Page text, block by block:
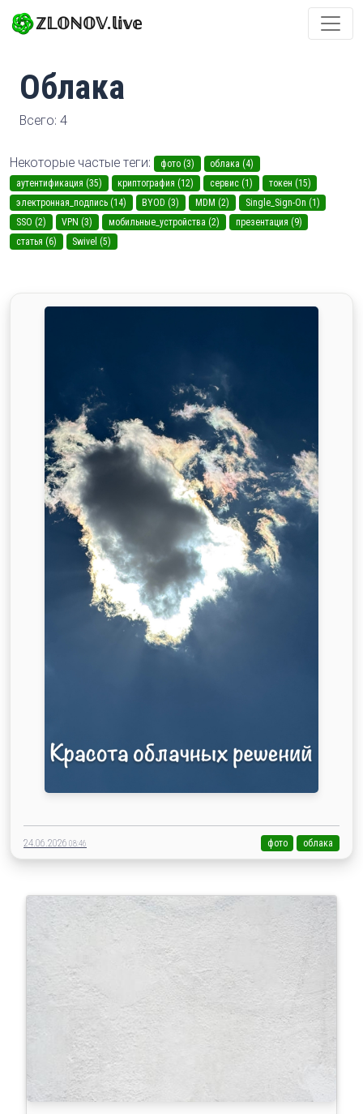
ℤ𝕃𝕆ℕ𝕆𝕍.𝕝𝕚𝕧𝕖
Облака
Всего: 4
Некоторые частые теги: фото (3)
облака (4)
аутентификация (35)
криптография (12) сервис (1)
токен (15)
электронная_подпись (14)
BYOD (3) MDM (2)
Single_Sign-On (1)
SSO (2)
VPN (3) мобильные_устройства (2)
презентация (9)
статья (6)
Swivel (5)
24.06.2026 08:46 фото облака